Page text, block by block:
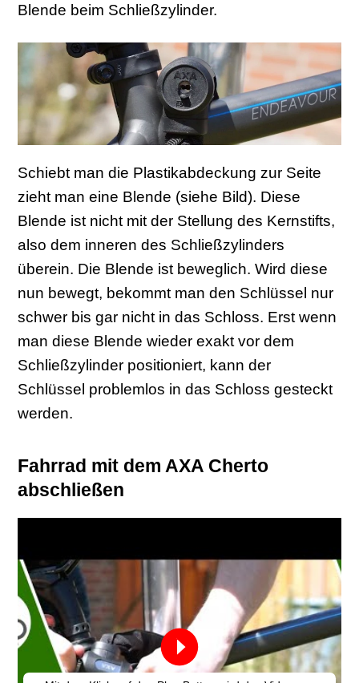
Blende beim Schließzylinder.
Schiebt man die Plastikabdeckung zur Seite
zieht man eine Blende (siehe Bild). Diese
Blende ist nicht mit der Stellung des Kernstifts,
also dem inneren des Schließzylinders
überein. Die Blende ist beweglich. Wird diese
nun bewegt, bekommt man den Schlüssel nur
schwer bis gar nicht in das Schloss. Erst wenn
man diese Blende wieder exakt vor dem
Schließzylinder positioniert, kann der
Schlüssel problemlos in das Schloss gesteckt
werden.
Fahrrad mit dem AXA Cherto
abschließen